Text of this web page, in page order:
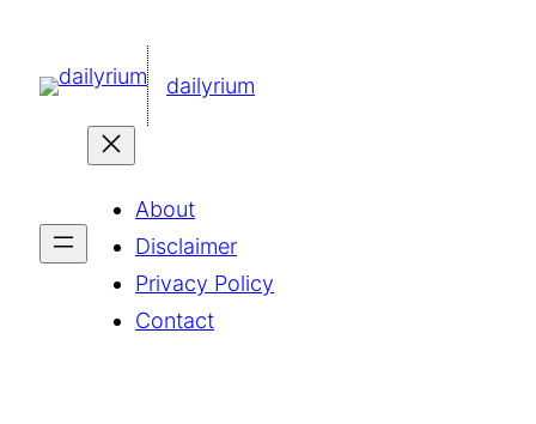
dailyrium
About
Disclaimer
Privacy Policy
Contact